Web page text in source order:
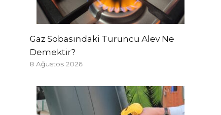
Gaz Sobasındaki Turuncu Alev Ne
Demektir?
8 Ağustos 2026